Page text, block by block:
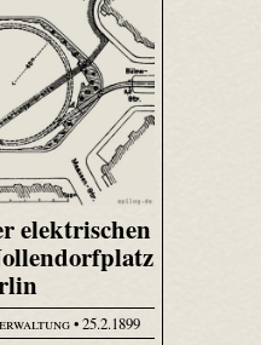
elektrischen
• 25.2.1899